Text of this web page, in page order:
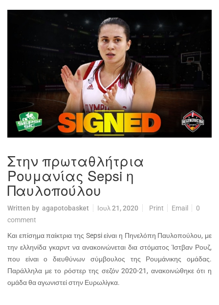
Στην πρωταθλήτρια
Ρουμανίας Sepsi η
Παυλοπούλου
Written by agapotobasket Ιουλ 21, 2020 Print Email
0
comment
Και επίσημα παίκτρια της Sepsi είναι η Πηνελόπη Παυλοπούλου, με
την ελληνίδα γκαρντ να ανακοινώνεται δια στόματος Ίστβαν Ρουζ,
που είναι ο διευθύνων σύμβουλος της Ρουμάνικης ομάδας.
Παράλληλα με το ρόστερ της σεζόν 2020-21, ανακοινώθηκε ότι η
ομάδα θα αγωνιστεί στην Ευρωλίγκα.